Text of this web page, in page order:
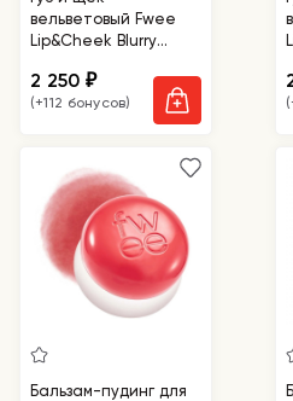
вельветовый Fwee
Lip&Cheek Blurry
Seventeen
2 250₽
(+112 бонусов)
Бальзам-пудинг для